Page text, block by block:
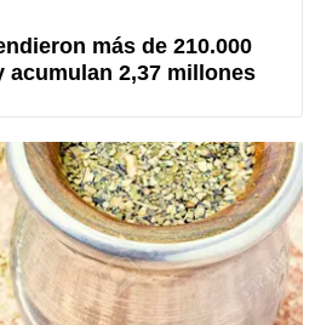
más de 210.000
acumulan 2,37 millones